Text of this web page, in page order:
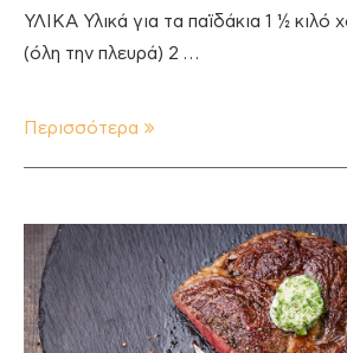
ΥΛΙΚΑ Υλικά για τα παϊδάκια 1 ½ κιλό
(όλη την πλευρά) 2 …
Περισσότερα